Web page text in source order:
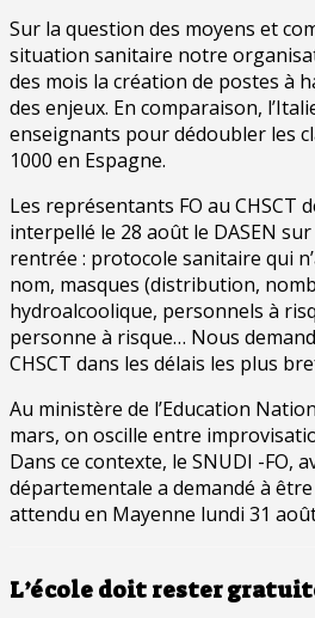
Sur la question des moyens et
situation sanitaire notre
des mois la création de postes à
des enjeux. En comparaison,
enseignants pour dédoubler les
1000 en Espagne.
Les représentants FO au CHSCT
interpellé le 28 août le DASEN
rentrée : protocole sanitaire qui
nom, masques (distribution,
hydroalcoolique, personnels à
personne à risque… Nous
CHSCT dans les délais les plus
Au ministère de l’Education
mars, on oscille entre
Dans ce contexte, le SNUDI -FO,
départementale a demandé à
attendu en Mayenne lundi 31
L’école doit rester